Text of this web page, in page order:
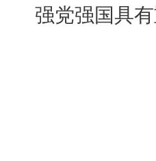
强党强国具